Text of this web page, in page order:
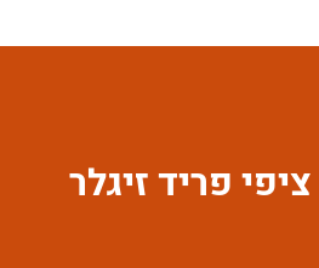
ציפי פריד זיגלר